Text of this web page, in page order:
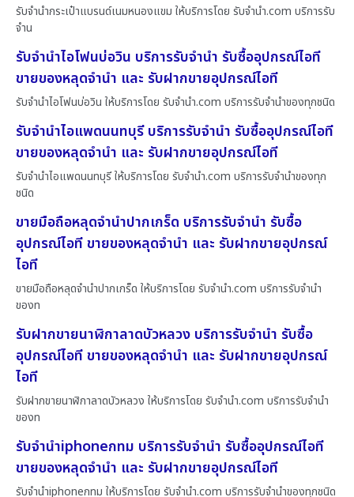
รับจำนำกระเป๋าแบรนด์เนมหนองแขม ให้บริการโดย รับจํานํา.com บริการรับ
จำน
รับจำนำไอโฟนบ่อวิน บริการรับจำนำ รับซื้ออุปกรณ์ไอที
ขายของหลุดจำนำ และ รับฝากขายอุปกรณ์ไอที
รับจำนำไอโฟนบ่อวิน ให้บริการโดย รับจํานํา.com บริการรับจำนำของทุกชนิด
รับจำนำไอแพดนนทบุรี บริการรับจำนำ รับซื้ออุปกรณ์ไอที
ขายของหลุดจำนำ และ รับฝากขายอุปกรณ์ไอที
รับจำนำไอแพดนนทบุรี ให้บริการโดย รับจํานํา.com บริการรับจำนำของทุก
ชนิด
ขายมือถือหลุดจำนำปากเกร็ด บริการรับจำนำ รับซื้อ
อุปกรณ์ไอที ขายของหลุดจำนำ และ รับฝากขายอุปกรณ์
ไอที
ขายมือถือหลุดจำนำปากเกร็ด ให้บริการโดย รับจํานํา.com บริการรับจำนำ
ของท
รับฝากขายนาฬิกาลาดบัวหลวง บริการรับจำนำ รับซื้อ
อุปกรณ์ไอที ขายของหลุดจำนำ และ รับฝากขายอุปกรณ์
ไอที
รับฝากขายนาฬิกาลาดบัวหลวง ให้บริการโดย รับจํานํา.com บริการรับจำนำ
ของท
รับจำนำiphoneกทม บริการรับจำนำ รับซื้ออุปกรณ์ไอที
ขายของหลุดจำนำ และ รับฝากขายอุปกรณ์ไอที
รับจำนำiphoneกทม ให้บริการโดย รับจํานํา.com บริการรับจำนำของทุกชนิด